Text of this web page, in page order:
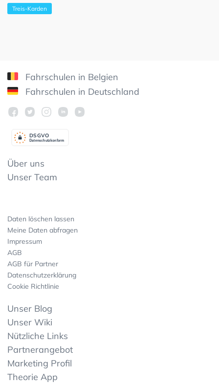
Treis-Karden
Fahrschulen in Belgien
Fahrschulen in Deutschland
Datenschutzkonform
DSGVO
Über uns
Unser Team
Daten löschen lassen
Meine Daten abfragen
Impressum
AGB
AGB für Partner
Datenschutzerklärung
Cookie Richtlinie
Unser Blog
Unser Wiki
Nützliche Links
Partnerangebot
Marketing Profil
Theorie App